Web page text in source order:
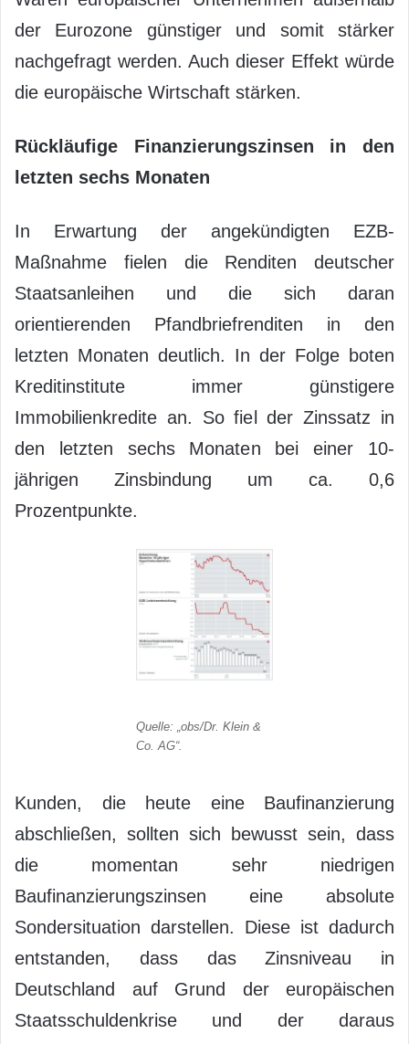
der Eurozone günstiger und somit stärker
nachgefragt werden. Auch dieser Effekt würde
die europäische Wirtschaft stärken.
Rückläufige Finanzierungszinsen in den
letzten sechs Monaten
In Erwartung der angekündigten EZB-
Maßnahme fielen die Renditen deutscher
Staatsanleihen und die sich daran
orientierenden Pfandbriefrenditen in den
letzten Monaten deutlich. In der Folge boten
Kreditinstitute immer günstigere
Immobilienkredite an. So fiel der Zinssatz in
den letzten sechs Monaten bei einer 10-
jährigen Zinsbindung um ca. 0,6
Prozentpunkte.
Quelle: „obs/Dr. Klein &
Co. AG“.
Kunden, die heute eine Baufinanzierung
abschließen, sollten sich bewusst sein, dass
die momentan sehr niedrigen
Baufinanzierungszinsen eine absolute
Sondersituation darstellen. Diese ist dadurch
entstanden, dass das Zinsniveau in
Deutschland auf Grund der europäischen
Staatsschuldenkrise und der daraus